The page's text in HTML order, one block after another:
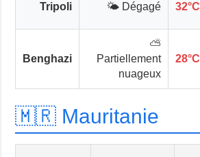
Tripoli 🌤️ Dégagé 32°C
Benghazi
⛅
Partiellement
nuageux
28°C
🇲🇷 Mauritanie